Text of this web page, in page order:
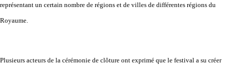
représentant un certain nombre de régions et de villes de différentes régions du
Royaume.
Plusieurs acteurs de la cérémonie de clôture ont exprimé que le festival a su créer